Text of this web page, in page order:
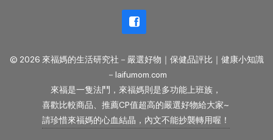
© 2026 來福媽的生活研究社－嚴選好物｜保健品評比｜健康小知識
－laifumom.com
來福是一隻法鬥，來福媽則是多功能上班族，
喜歡比較商品、推薦CP值超高的嚴選好物給大家~
請珍惜來福媽的心血結晶，內文不能抄襲轉用喔！